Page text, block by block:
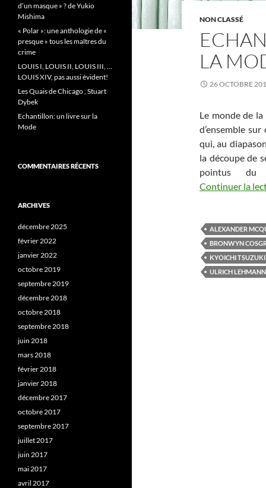
NON CLASSÉ
LA
26 OCTOBRE
Le monde de
d’ensemble
qui, au
la découpe de
pointus
Continuer la
ALEXANDER
BRONWYN
KYOICHI TSUZUKI
ULRICH LEHMANN
d’un masque » ? de Yukio
Mishima
« Polar »: une anthologie de «
presque » tous les maîtres du
crime
LOUIS I, LOUIS II, LOUIS III, …
LOUIS XIV, pas aussi évident!
Les Quais de Chicago , Stuart
Dybek
Echantillon: un livre sur la
Mode
COMMENTAIRES RÉCENTS
ARCHIVES
décembre 2025
février 2022
janvier 2022
octobre 2019
septembre 2019
décembre 2018
octobre 2018
septembre 2018
juin 2018
mars 2018
février 2018
janvier 2018
décembre 2017
octobre 2017
septembre 2017
juillet 2017
juin 2017
mai 2017
avril 2017